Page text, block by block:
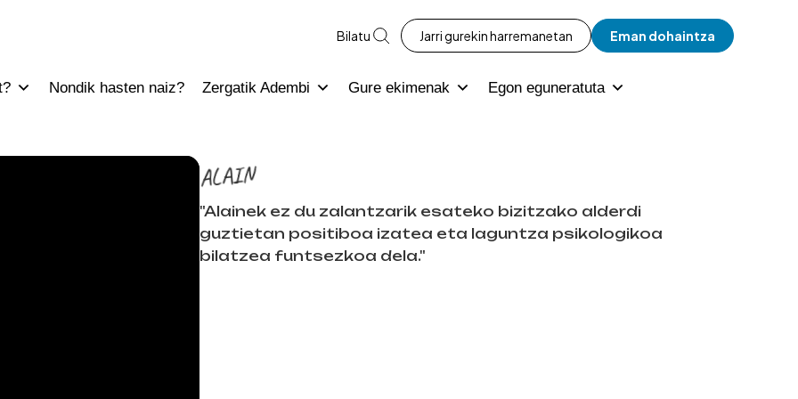
Bilatu Jarri gurekin harremanetan Eman dohaintza
Nondik hasten naiz? Zergatik Adembi Gure ekimenak Egon eguneratuta
ALAIN
"Alainek ez du zalantzarik esateko bizitzako alderdi
guztietan positiboa izatea eta laguntza psikologikoa
bilatzea funtsezkoa dela."